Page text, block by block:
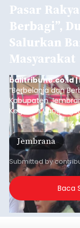
Pasar
Berbagi”,
Salurkan
Masyarakat
balitribune.co.id
“Berbelanja dan
Kabupaten
Kegiatan yang
Soekarno ini
ekonomi
mendapat
transaksi mencapai
Jembrana
Submitted by
Baca